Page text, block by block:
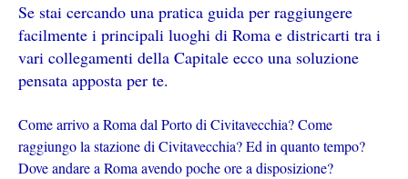
Se stai cercando una pratica guida per raggiungere
facilmente i principali luoghi di Roma e districarti tra i
vari collegamenti della Capitale ecco una soluzione
pensata apposta per te.
Come arrivo a Roma dal Porto di Civitavecchia? Come
raggiungo la stazione di Civitavecchia? Ed in quanto tempo?
Dove andare a Roma avendo poche ore a disposizione?